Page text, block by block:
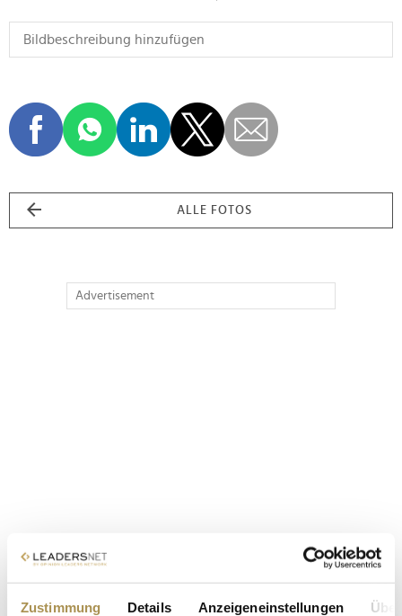
Zustimmung Details Anzeigeneinstellungen
ALLE FOTOS
Advertisement